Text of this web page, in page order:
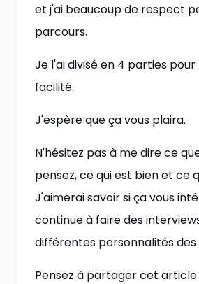
et j'ai beaucoup de respect
parcours.
Je l'ai divisé en 4 parties pour
facilité.
J'espère que ça vous plaira.
N'hésitez pas à me dire ce
pensez, ce qui est bien et ce
J'aimerai savoir si ça vous
continue à faire des
différentes personnalités
Pensez à partager cet article